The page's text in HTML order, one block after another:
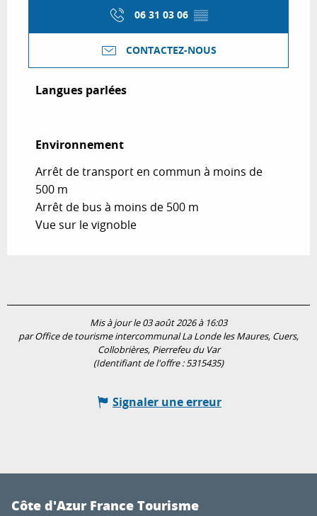
06 31 03 06 ▒▒
CONTACTEZ-NOUS
Langues parlées
Langues parlées
Environnement
Environnement
Arrêt de transport en commun à moins de
500 m
Arrêt de bus à moins de 500 m
Vue sur le vignoble
Mis à jour le 03 août 2026 à 16:03
par Office de tourisme intercommunal La Londe les Maures, Cuers,
Collobrières, Pierrefeu du Var
(Identifiant de l'offre :5315435)
Signaler une erreur
Côte d'Azur France Tourisme